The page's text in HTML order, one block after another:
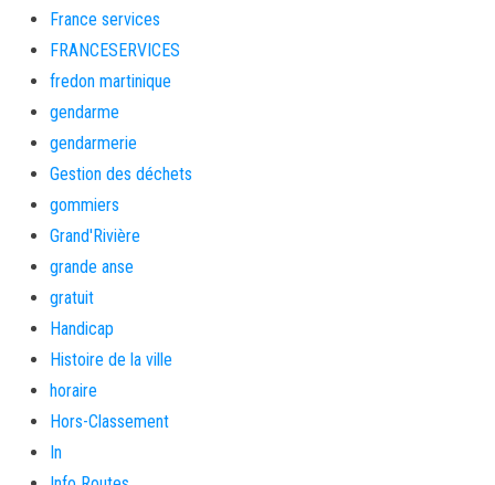
France services
FRANCESERVICES
fredon martinique
gendarme
gendarmerie
Gestion des déchets
gommiers
Grand'Rivière
grande anse
gratuit
Handicap
Histoire de la ville
horaire
Hors-Classement
In